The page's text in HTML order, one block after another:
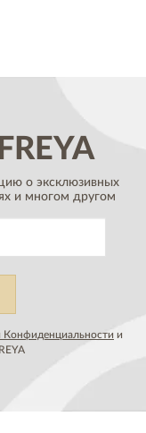
FREYA
о эксклюзивных
и многом другом
Конфиденциальности и